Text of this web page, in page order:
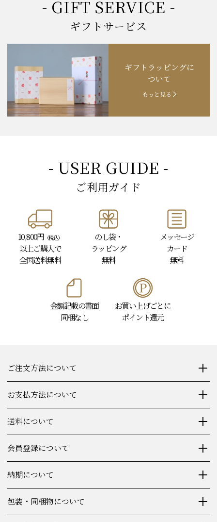
2024.11.1 「お歳暮特集」開催中！
お知らせ 2024.10.18 【創業祭】１０１年目に突入！
お知らせ 202４.09.18 【秋の味覚祭】食欲の秋！
- GIFT SERVICE -
ギフトサービス
ギフトラッピングに
ついて
もっと見る
- USER GUIDE -
ご利用ガイド
10,800円 （税込）
以上ご購入で
全国送料無料
のし袋・
ラッピング
無料
メッセージ
カード
無料
金額記載の書面
同梱なし
お買い上げごとに
ポイント還元
ご注文方法について
お支払方法について
送料について
会員登録について
納期について
包装・同梱物について